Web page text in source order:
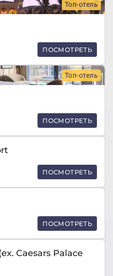
Топ-отель
ПОСМОТРЕТЬ
Топ-отель
ПОСМОТРЕТЬ
ПОСМОТРЕТЬ
ПОСМОТРЕТЬ
Caesars Palace